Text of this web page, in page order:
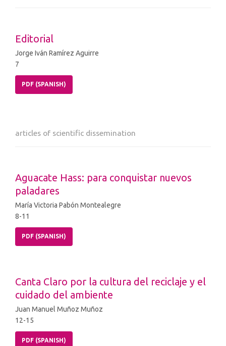
Editorial
Jorge Iván Ramírez Aguirre
7
PDF (SPANISH)
articles of scientific dissemination
Aguacate Hass: para conquistar nuevos
paladares
María Victoria Pabón Montealegre
8-11
PDF (SPANISH)
Canta Claro por la cultura del reciclaje y el
cuidado del ambiente
Juan Manuel Muñoz Muñoz
12-15
PDF (SPANISH)